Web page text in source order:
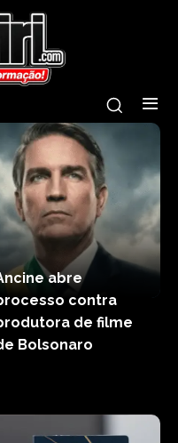
abre
contra
de filme
Bolsonaro